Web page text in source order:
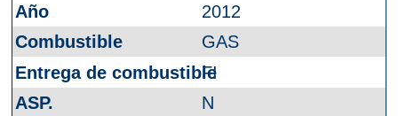
2012
GAS
FI
N